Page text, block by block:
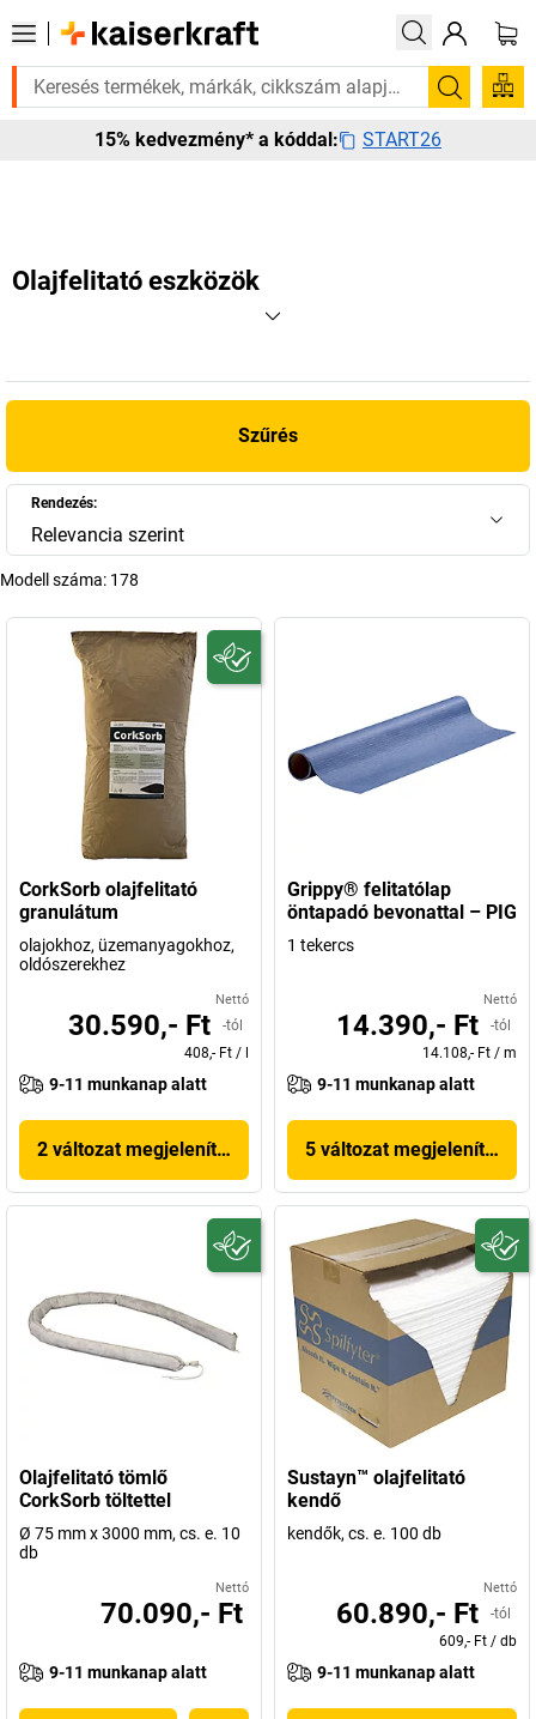
rá? Válogatott bestseller termékeinket 3–4 munkanapon belül
Keresés
15% kedvezmény* a kóddal: START26
Olajfelitató eszközök
Szűrés
Rendezés:
Relevancia szerint
Modell száma: 178
CorkSorb olajfelitató
granulátum
olajokhoz, üzemanyagokhoz,
oldószerekhez
Nettó
30.590,- Ft
-tól
408,- Ft /
9-11 munkanap alatt
2 változat megjelenítése
Grippy® felitatólap
öntapadó bevonattal – PIG
1 tekercs
Nettó
14.390,- Ft
-tól
14.108,- Ft / m
9-11 munkanap alatt
5 változat megjelenítése
Olajfelitató tömlő
CorkSorb töltettel
Ø 75 mm x 3000 mm, cs. e. 10
db
Nettó
70.090,- Ft
9-11 munkanap alatt
Sustayn™ olajfelitató
kendő
kendők, cs. e. 100 db
Nettó
60.890,- Ft
-tól
609,- Ft / db
9-11 munkanap alatt